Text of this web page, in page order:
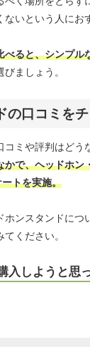
いという人にお
べると、シンプル
ましょう。
の口コミをチ
ミや評判はどう
かで、ヘッドホン
トを実施。
ホンスタンドにつ
ください。
入しようと思